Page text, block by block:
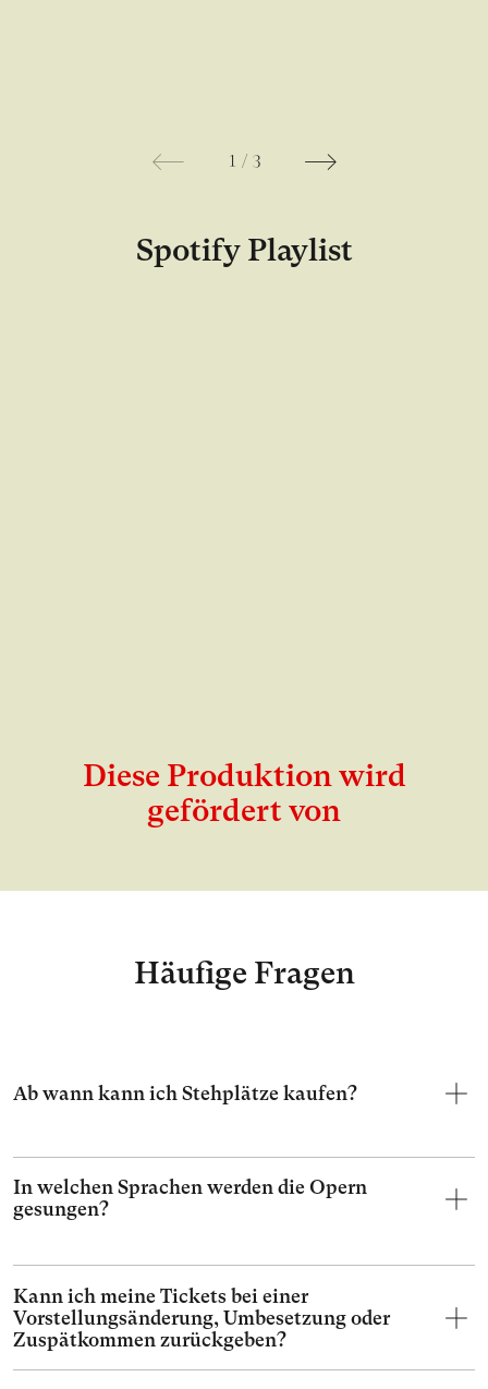
1 / 3
Spotify Playlist
Diese Produktion wird
gefördert von
Häufige Fragen
Ab wann kann ich Stehplätze kaufen?
In welchen Sprachen werden die Opern
gesungen?
Kann ich meine Tickets bei einer
Vorstellungsänderung, Umbesetzung oder
Zuspätkommen zurückgeben?